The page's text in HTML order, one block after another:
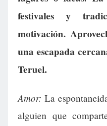
festivales y
motivación.
una escapada
Teruel.
Amor: La
alguien que